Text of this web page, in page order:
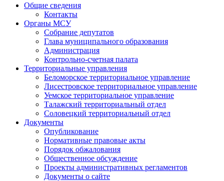
Общие сведения
Контакты
Органы МСУ
Собрание депутатов
Глава муниципального образования
Администрация
Контрольно-счетная палата
Территориальные управления
Беломорское территориальное управление
Лисестровское территориальное управление
Уемское территориальное управление
Талажский территориальный отдел
Соловецкий территориальный отдел
Документы
Опубликование
Нормативные правовые акты
Порядок обжалования
Общественное обсуждение
Проекты административных регламентов
Документы о сайте